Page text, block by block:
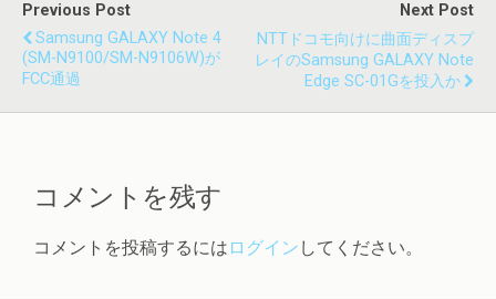
Previous Post
Samsung GALAXY Note 4
(SM-N9100/SM-N9106W)が
FCC通過
Next Post
NTTドコモ向けに曲面ディスプ
レイのSamsung GALAXY Note
Edge SC-01Gを投入か
コメントを残す
コメントを投稿するには ログイン してください。